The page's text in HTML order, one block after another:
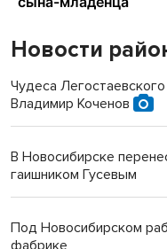
Новости
Чудеса
Владимир Коченов
В Новосибирске
гаишником Гусевым
Под Новосибирском
фабрике